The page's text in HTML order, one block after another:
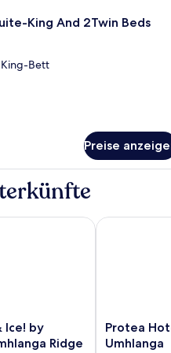
King And 2Twin Beds
King-Bett
Preise
Ice! by
Ridge
by Marriott Durban
Protea
Hotel
Protea
Umhlanga
Protea Hotel